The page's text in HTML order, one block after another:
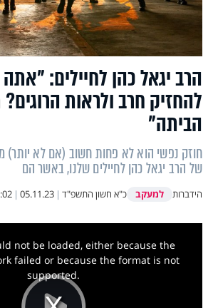
הרב יגאל כהן לחיילים:
להחזיק חרב ולראות
הביתה"
חוזק נפשי הוא לא פחות חשוב (אם לא יותר)
של הרב יגאל כהן לחיילים שלנו, באשר הם
הידברות למעקב כ"א חשון התשפ"ד |
05.11.23
|
not be loaded, either because the
failed or because the format is not
supported.